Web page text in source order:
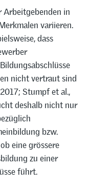
Arbeitgebenden in
variieren.
dass
nicht vertraut sind
Stumpf et al.,
deshalb nicht nur
bzw.
eine grössere
zu einer
führt.